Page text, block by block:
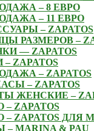
– 8 ЕВРО
– 11 ЕВРО
– ZAPATOS
РАЗМЕРОВ –
— ZAPATOS
ZAPATOS
– ZAPATOS
– ZAPATOS
ЖЕНСКИЕ –
ZAPATOS
– ZAPATOS ДЛЯ
MARINA & PAU